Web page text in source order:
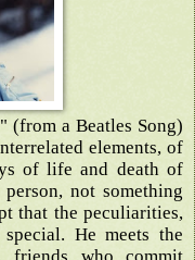
(from a Beatles Song)
elements, of
of life and death of
not something
that the peculiarities,
He meets the
friends who commit